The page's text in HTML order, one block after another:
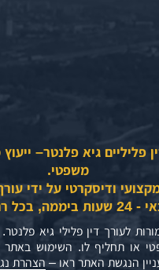
פליליים גיא פלנטר– ייעוץ
משפטי.
ודיסקרטי על ידי
רחבי הארץ.
לעורך דין פלילי גיא
או תחליף לו. השימוש באתר
הנגשת האתר ראו – הצהרת